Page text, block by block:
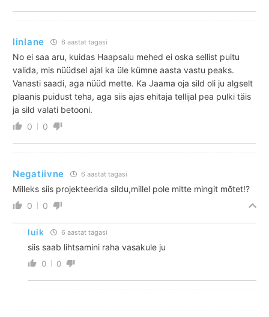
linlane 6 aastat tagasi
No ei saa aru, kuidas Haapsalu mehed ei oska sellist puitu
valida, mis nüüdsel ajal ka üle kümne aasta vastu peaks.
Vanasti saadi, aga nüüd mette. Ka Jaama oja sild oli ju algselt
plaanis puidust teha, aga siis ajas ehitaja tellijal pea pulki täis
ja sild valati betooni.
0
0
Negatiivne 6 aastat tagasi
Milleks siis projekteerida sildu,millel pole mitte mingit mõtet!?
0
0
luik 6 aastat tagasi
siis saab lihtsamini raha vasakule ju
0 0